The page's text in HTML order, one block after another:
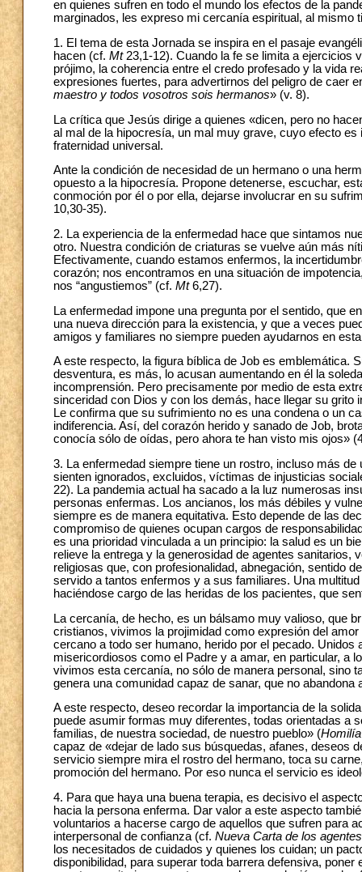
en quienes sufren en todo el mundo los efectos de la
marginados, les expreso mi cercanía espiritual, al mismo
1. El tema de esta Jornada se inspira en el pasaje
hacen (cf. Mt23,1-12). Cuando la fe se limita a ejercicios
prójimo, la coherencia entre el credo profesado y la vida
expresiones fuertes, para advertirnos del peligro de caer
maestro y todos vosotros sois hermanos» (v. 8).
La crítica que Jesús dirige a quienes «dicen, pero no
al mal de la hipocresía, un mal muy grave, cuyo efecto
fraternidad universal.
Ante la condición de necesidad de un hermano o una
opuesto a la hipocresía. Propone detenerse, escuchar,
conmoción por él o por ella, dejarse involucrar en su
10,30-35).
2. La experiencia de la enfermedad hace que sintamos
otro. Nuestra condición de criaturas se vuelve aún más
Efectivamente, cuando estamos enfermos, la
corazón; nos encontramos en una situación de
nos “angustiemos” (cf. Mt6,27).
La enfermedad impone una pregunta por el sentido, que
una nueva dirección para la existencia, y que a veces
amigos y familiares no siempre pueden ayudarnos en
A este respecto, la figura bíblica de Job es emblemática.
desventura, es más, lo acusan aumentando en él la
incomprensión. Pero precisamente por medio de esta
sinceridad con Dios y con los demás, hace llegar su grito
Le confirma que su sufrimiento no es una condena o un
indiferencia. Así, del corazón herido y sanado de Job,
conocía sólo de oídas, pero ahora te han visto mis ojos»
3. La enfermedad siempre tiene un rostro, incluso más
sienten ignorados, excluidos, víctimas de injusticias
22). La pandemia actual ha sacado a la luz numerosas
personas enfermas. Los ancianos, los más débiles y
siempre es de manera equitativa. Esto depende de las
compromiso de quienes ocupan cargos de
es una prioridad vinculada a un principio: la salud es un
relieve la entrega y la generosidad de agentes
religiosas que, con profesionalidad, abnegación, sentido
servido a tantos enfermos y a sus familiares. Una
haciéndose cargo de las heridas de los pacientes, que
La cercanía, de hecho, es un bálsamo muy valioso, que
cristianos, vivimos la projimidad como expresión del
cercano a todo ser humano, herido por el pecado.
misericordiosos como el Padre y a amar, en particular, a
vivimos esta cercanía, no sólo de manera personal, sino
genera una comunidad capaz de sanar, que no
A este respecto, deseo recordar la importancia de la
puede asumir formas muy diferentes, todas orientadas a
familias, de nuestra sociedad, de nuestro pueblo» (
capaz de «dejar de lado sus búsquedas, afanes, deseos
servicio siempre mira el rostro del hermano, toca su
promoción del hermano. Por eso nunca el servicio es
4. Para que haya una buena terapia, es decisivo el
hacia la persona enferma. Dar valor a este aspecto
voluntarios a hacerse cargo de aquellos que sufren para
interpersonal de confianza (cf. Nueva Carta de los
los necesitados de cuidados y quienes los cuidan; un
disponibilidad, para superar toda barrera defensiva,